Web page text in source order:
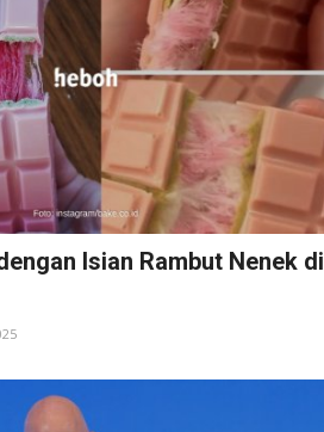
Isian Rambut Nenek di